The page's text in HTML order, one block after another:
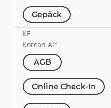
Gepäck
KE
Korean Air
AGB
Online Check-In